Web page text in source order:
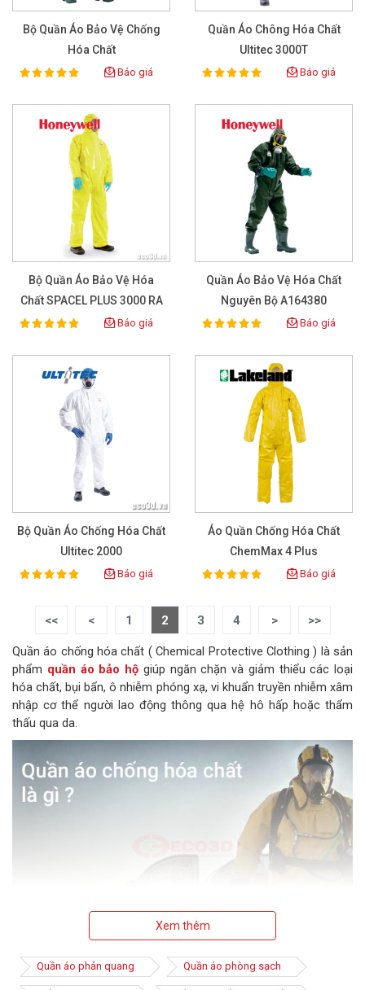
Bộ Quần Áo Bảo Vệ Chống
Hóa Chất
Rating:
100% Báo giá
Quần Áo Chông Hóa Chất
Ultitec 3000T
Rating:
100% Báo giá
Bộ Quần Áo Bảo Vệ Hóa
Chất SPACEL PLUS 3000 RA
Size M
Rating:
100% Báo giá
Quần Áo Bảo Vệ Hóa Chất
Nguyên Bộ A164380
Rating:
100% Báo giá
Bộ Quần Áo Chống Hóa Chất
Ultitec 2000
Rating:
100% Báo giá
Áo Quần Chống Hóa Chất
ChemMax 4 Plus
Rating:
100% Báo giá
<< < 1 2 3 4 > >>
Quần áo chống hóa chất ( Chemical Protective Clothing ) là sản
phẩm quần áo bảo hộ giúp ngăn chặn và giảm thiểu các loại
hóa chất, bụi bẩn, ô nhiễm phóng xạ, vi khuẩn truyền nhiễm xâm
nhập cơ thể người lao động thông qua hệ hô hấp hoặc thẩm
thấu qua da.
Tại sao phải sử dụng quần áo chống
Xem thêm
Quần áo phản quang Quần áo phòng sạch